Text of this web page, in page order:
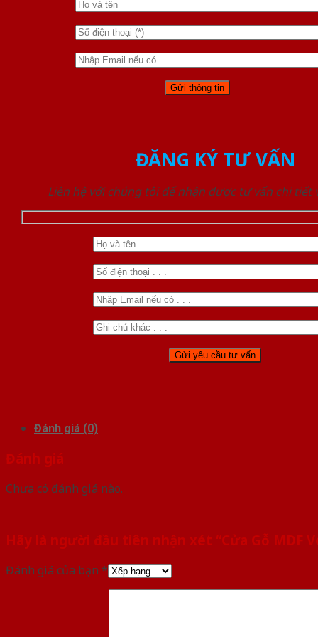
ĐĂNG KÝ TƯ VẤN
Liên hệ với chúng tôi để nhận được tư vấn chi tiết
Đánh giá (0)
Đánh giá
Chưa có đánh giá nào.
Hãy là người đầu tiên nhận xét “Cửa Gỗ MDF
Đánh giá của bạn *